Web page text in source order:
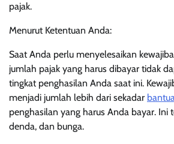
pajak.
Menurut Ketentuan Anda:
Saat Anda perlu menyelesaikan
jumlah pajak yang harus dibayar tidak
tingkat penghasilan Anda saat ini.
menjadi jumlah lebih dari sekadar
penghasilan yang harus Anda bayar. Ini
denda, dan bunga.